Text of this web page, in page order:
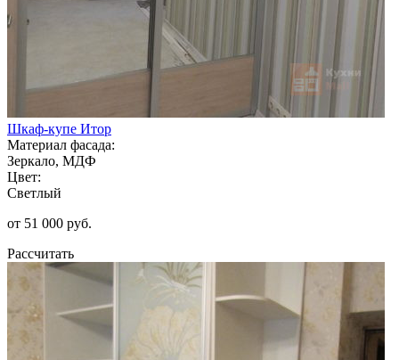
Шкаф-купе Итор
Материал фасада:
Зеркало, МДФ
Цвет:
Светлый
от 51 000 руб.
Рассчитать